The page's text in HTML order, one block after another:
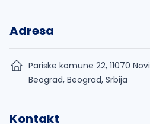
Adresa
Pariske komune 22, 11070 Novi
Beograd, Beograd, Srbija
Kontakt